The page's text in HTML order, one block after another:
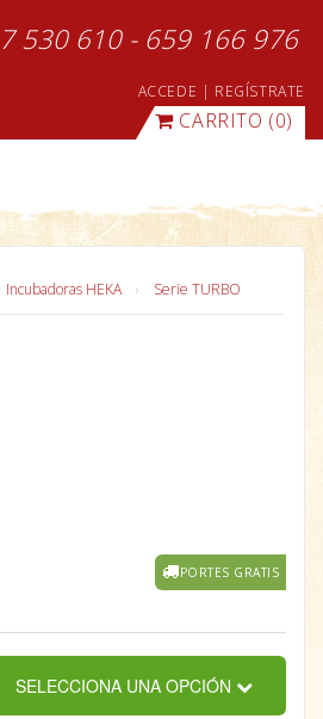
530 610 - 659 166 976
ACCEDE | REGÍSTRATE
CARRITO (0)
Incubadoras HEKA Serie TURBO
PORTES GRATIS
SELECCIONA UNA OPCIÓN